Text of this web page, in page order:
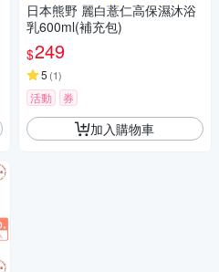
日本熊野 麗白薏仁高保濕沐浴
乳600ml(補充包)
$249
5 (1)
活動 券
加入購物車